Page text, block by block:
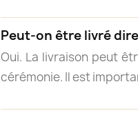
Peut-on être livré
Oui. La livraison peut
cérémonie. Il est